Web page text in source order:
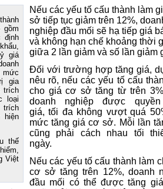
gồm
định
giá
mức
gia
trích
loại
trích
hiện
thế
Việt
Nếu các yếu tố cấu thành làm
sở tiếp tục giảm trên 12%,
nghiệp đầu mối sẽ hạ tiếp giá
và không hạn chế khoảng thời
giữa 2 lần giảm và số lần giảm
Đối với trường hợp tăng giá,
nêu rõ, nếu các yếu tố cấu
cho giá cơ sở tăng từ trên
doanh nghiệp được
giá, tối đa không vượt quá
mức tăng giá cơ sở. Mỗi lần
cũng phải cách nhau tối
ngày.
Nếu các yếu tố cấu thành làm
cơ sở tăng trên 12%, doanh
đầu mối có thể được tăng